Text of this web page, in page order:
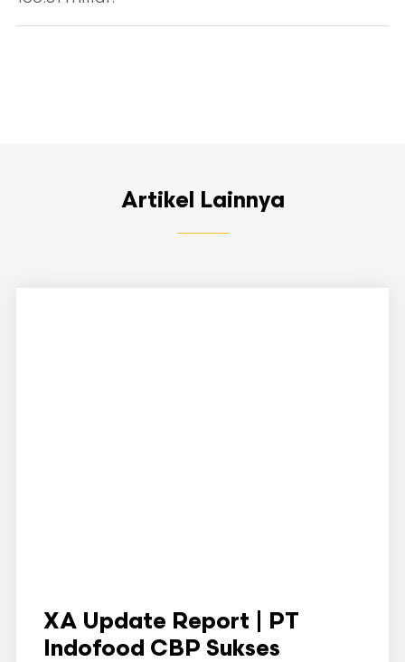
Artikel Lainnya
XA Update Report | PT
Indofood CBP Sukses